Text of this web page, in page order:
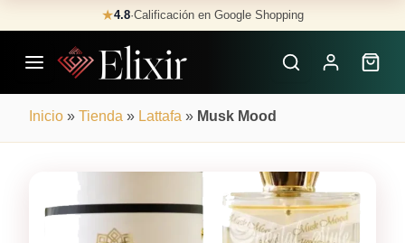
to
content
★4.8·Calificación en Google Shopping
Inicio » Tienda » Lattafa » Musk Mood